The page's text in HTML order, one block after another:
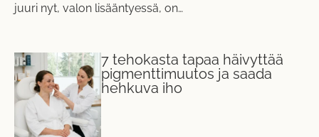
juuri nyt, valon lisääntyessä, on…
7 tehokasta tapaa häivyttää
pigmenttimuutos ja saada
hehkuva iho